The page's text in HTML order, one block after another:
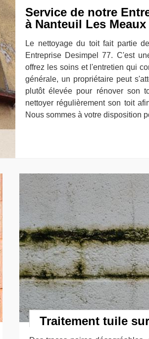
Service de notre
à Nanteuil Les Meaux
Le nettoyage du toit fait partie
Entreprise Desimpel 77. C'est
offrez les soins et l'entretien qui
générale, un propriétaire peut
plutôt élevée pour rénover son
nettoyer régulièrement son toit
Nous sommes à votre disposition
Traitement tuile